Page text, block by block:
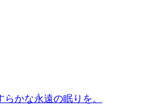
かな永遠の眠りを。